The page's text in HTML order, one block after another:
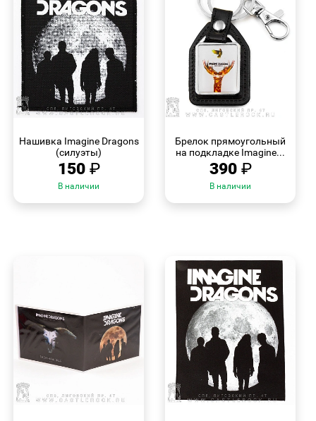
Нашивка Imagine Dragons
(силуэты)
150 ₽
В наличии
Брелок прямоугольный
на подкладке Imagine...
390 ₽
В наличии